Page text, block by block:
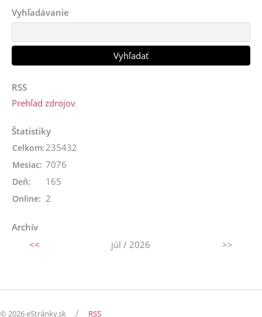
Vyhľadávanie
RSS
Prehľad zdrojov
Štatistiky
Online: 2
Celkom: 235432
Mesiac: 7076
Deň: 165
Archív
<<
júl / 2026 >>
© 2026 eStránky.sk / RSS